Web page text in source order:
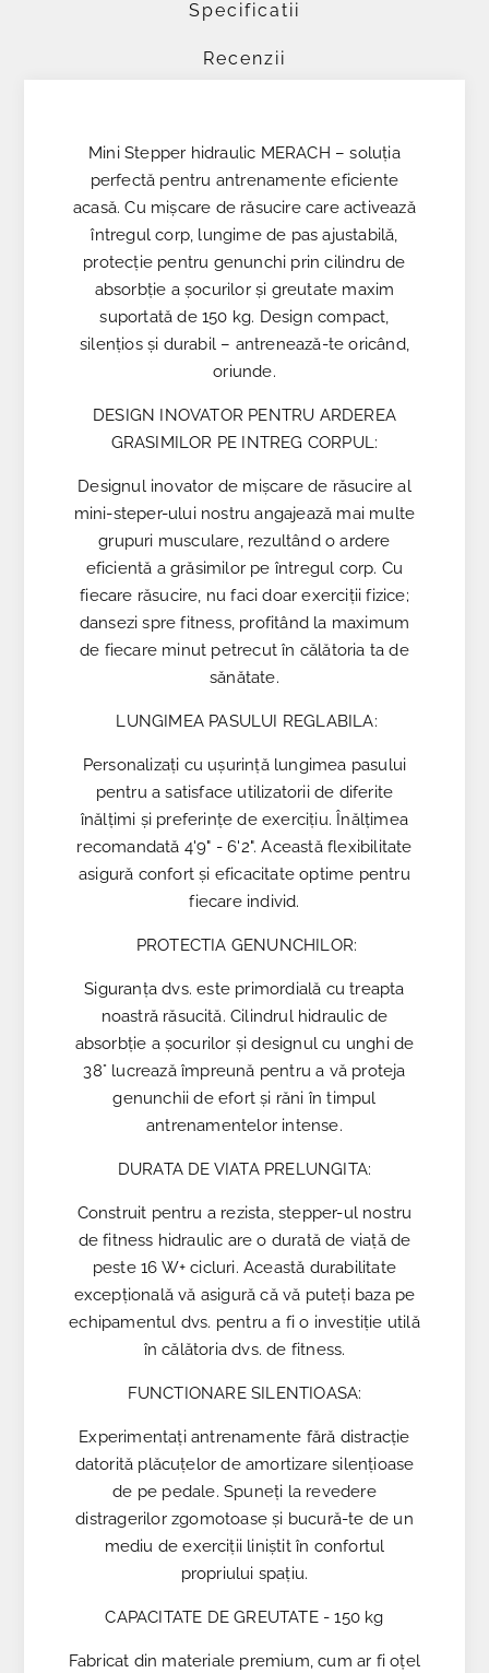
Specificatii
Recenzii
Mini Stepper hidraulic MERACH – soluţia
perfectă pentru antrenamente eficiente
acasă. Cu mişcare de răsucire care activează
întregul corp, lungime de pas ajustabilă,
protecţie pentru genunchi prin cilindru de
absorbţie a şocurilor şi greutate maxim
suportată de 150 kg. Design compact,
silenţios şi durabil – antrenează-te oricând,
oriunde.
DESIGN INOVATOR PENTRU ARDEREA
GRASIMILOR PE INTREG CORPUL:
Designul inovator de mișcare de răsucire al
mini-steper-ului nostru angajează mai multe
grupuri musculare, rezultând o ardere
eficientă a grăsimilor pe întregul corp. Cu
fiecare răsucire, nu faci doar exerciții fizice;
dansezi spre fitness, profitând la maximum
de fiecare minut petrecut în călătoria ta de
sănătate.
LUNGIMEA PASULUI REGLABILA:
Personalizați cu ușurință lungimea pasului
pentru a satisface utilizatorii de diferite
înălțimi și preferințe de exercițiu. Înălțimea
recomandată 4'9" - 6'2". Această flexibilitate
asigură confort și eficacitate optime pentru
fiecare individ.
PROTECTIA GENUNCHILOR:
Siguranța dvs. este primordială cu treapta
noastră răsucită. Cilindrul hidraulic de
absorbție a șocurilor și designul cu unghi de
38° lucrează împreună pentru a vă proteja
genunchii de efort și răni în timpul
antrenamentelor intense.
DURATA DE VIATA PRELUNGITA:
Construit pentru a rezista, stepper-ul nostru
de fitness hidraulic are o durată de viață de
peste 16 W+ cicluri. Această durabilitate
excepțională vă asigură că vă puteți baza pe
echipamentul dvs. pentru a fi o investiție utilă
în călătoria dvs. de fitness.
FUNCTIONARE SILENTIOASA:
Experimentați antrenamente fără distracție
datorită plăcuțelor de amortizare silențioase
de pe pedale. Spuneți la revedere
distragerilor zgomotoase și bucură-te de un
mediu de exerciții liniștit în confortul
propriului spațiu.
CAPACITATE DE GREUTATE - 150 kg
Fabricat din materiale premium, cum ar fi oțel